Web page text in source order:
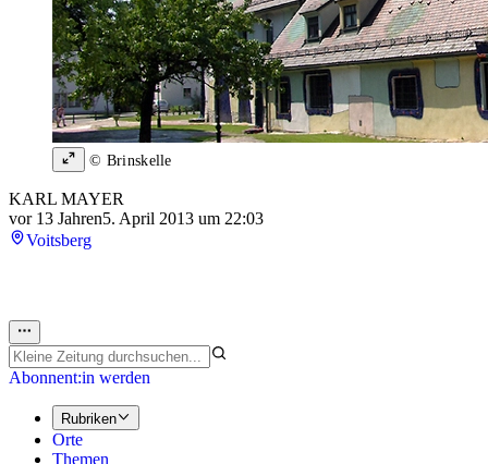
© Brinskelle
KARL MAYER
vor 13 Jahren5. April 2013 um 22:03
Voitsberg
Abonnent:in werden
Rubriken
Orte
Themen